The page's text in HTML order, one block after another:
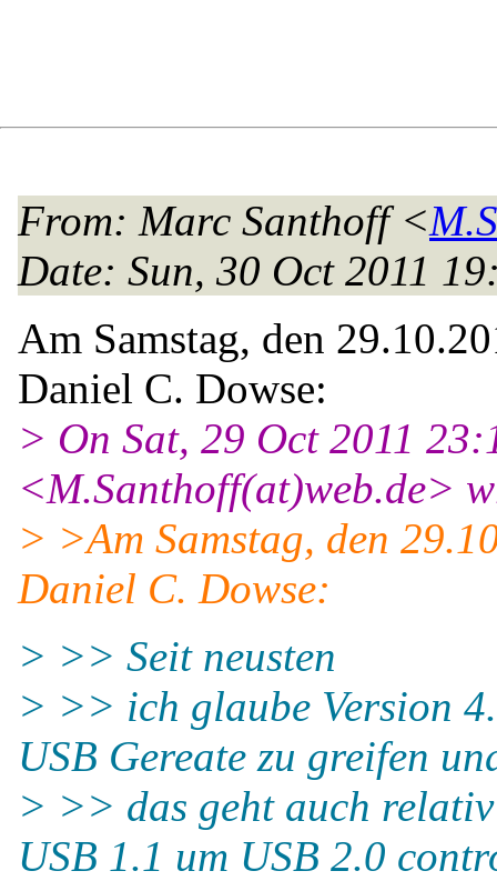
From: Marc Santhoff <
Date: Sun, 30 Oct 2011
Am Samstag, den
Daniel C. Dowse:
> On Sat, 29 Oct 2011
<M.Santhoff(at)web.de>
> >Am Samstag, den
Daniel C. Dowse:
> >> Seit neusten
> >> ich glaube Version
USB Gereate zu greifen
> >> das geht auch
USB 1.1 um USB 2.0